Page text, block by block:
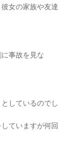
女の家族や友達
事故を見な
しているのでし
ていますが何回